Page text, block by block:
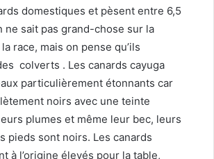
domestiques et pèsent entre 6,5
ne sait pas grand-chose sur la
race, mais on pense qu’ils
colverts . Les canards cayuga
particulièrement étonnants car
noirs avec une teinte
plumes et même leur bec, leurs
pieds sont noirs. Les canards
à l’origine élevés pour la table,